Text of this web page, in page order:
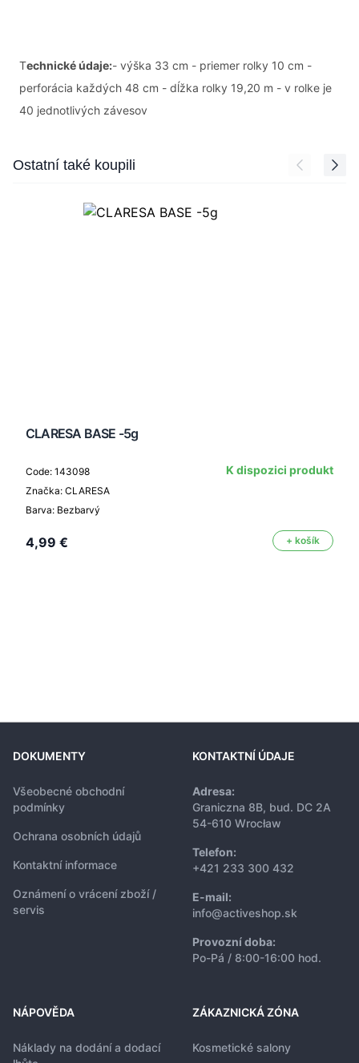
Technické údaje:- výška 33 cm - priemer rolky 10 cm -
perforácia každých 48 cm - dĺžka rolky 19,20 m - v rolke je
40 jednotlivých závesov
Press to skip carousel
Ostatní také koupili
CLARESA BASE -5g
Code: 143098
Značka: CLARESA
Barva: Bezbarvý
K dispozici produkt
4,99 € + košík
DOKUMENTY
Všeobecné obchodní
podmínky
Ochrana osobních údajů
Kontaktní informace
Oznámení o vrácení zboží /
servis
KONTAKTNÍ ÚDAJE
Adresa:
Graniczna 8B, bud. DC 2A
54-610 Wrocław
Telefon:
+421 233 300 432
E-mail:
info@activeshop.sk
Provozní doba:
Po-Pá / 8:00-16:00 hod.
NÁPOVĚDA
Náklady na dodání a dodací
ZÁKAZNICKÁ ZÓNA
Kosmetické salony